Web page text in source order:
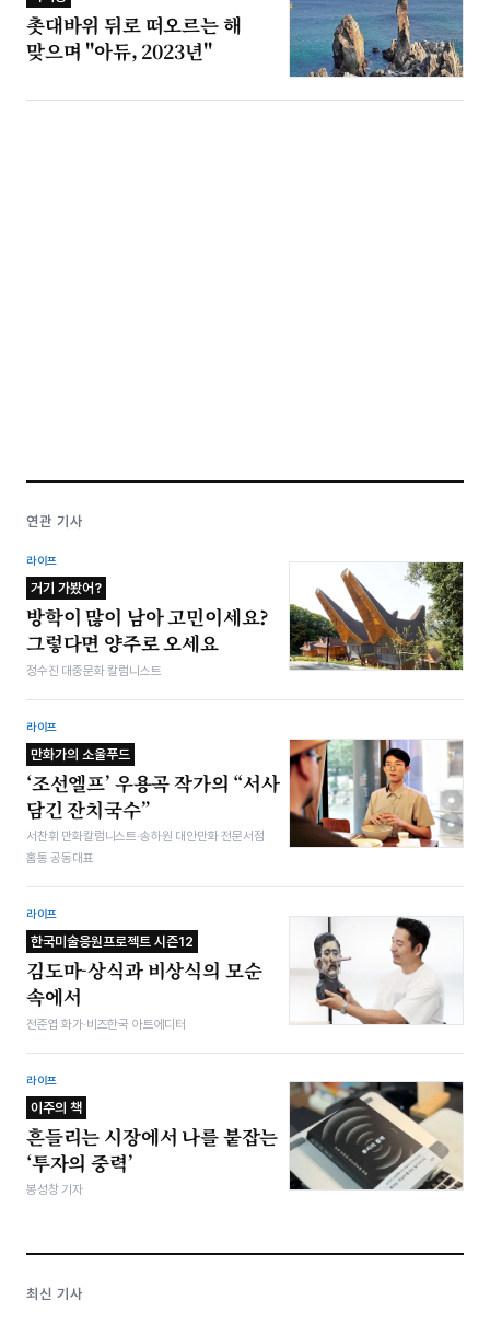
촛대바위 뒤로 떠오르는 해
맞으며 "아듀, 2023년"
연관 기사
라이프
거기 가봤어?
방학이 많이 남아 고민이세요?
그렇다면 양주로 오세요
정수진 대중문화 칼럼니스트
라이프
만화가의 소울푸드
‘조선엘프’ 우용곡 작가의 “서사
담긴 잔치국수”
서찬휘 만화칼럼니스트·송하원 대안만화 전문서점
홈통 공동대표
라이프
한국미술응원프로젝트 시즌12
김도마-상식과 비상식의 모순
속에서
전준엽 화가·비즈한국 아트에디터
라이프
이주의 책
흔들리는 시장에서 나를 붙잡는
‘투자의 중력’
봉성창 기자
최신 기사